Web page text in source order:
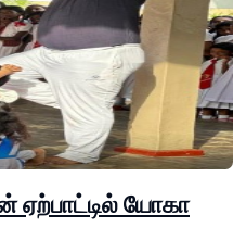
ஏற்பாட்டில் யோகா